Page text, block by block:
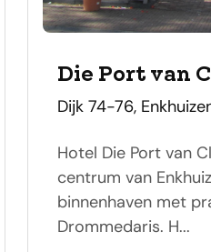
Die Port van
adres
Dijk 74-76,
Hotel Die Port van
centrum van
binnenhaven met
Drommedaris. H...